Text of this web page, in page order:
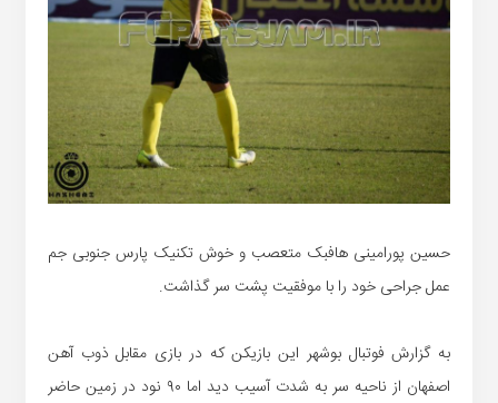
حسین پورامینی هافبک متعصب و خوش تکنیک پارس جنوبی جم
عمل جراحی خود را با موفقیت پشت سر گذاشت.
به گزارش فوتبال بوشهر این بازیکن که در بازی مقابل ذوب آهن
اصفهان از ناحیه سر به شدت آسیب دید اما ۹۰ نود در زمین حاضر